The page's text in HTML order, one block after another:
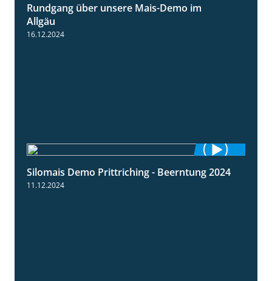
Rundgang über unsere Mais-Demo im
Allgäu
16.12.2024
12:28
Silomais Demo Prittriching - Beerntung 2024
11.12.2024